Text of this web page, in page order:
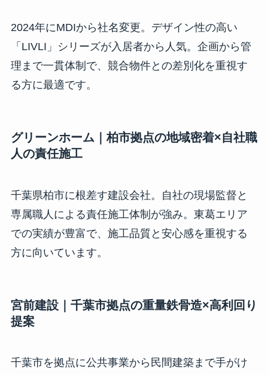
2024年にMDIから社名変更。デザイン性の高い
「LIVLI」シリーズが入居者から人気。企画から管
理まで一貫体制で、競合物件との差別化を重視す
る方に最適です。
グリーンホーム｜柏市拠点の地域密着×自社職
人の責任施工
千葉県柏市に根差す建設会社。自社の現場監督と
専属職人による責任施工体制が強み。東葛エリア
での実績が豊富で、施工品質と安心感を重視する
方に向いています。
宮前建設｜千葉市拠点の重量鉄骨造×高利回り
提案
千葉市を拠点に公共事業から民間建築まで手がけ